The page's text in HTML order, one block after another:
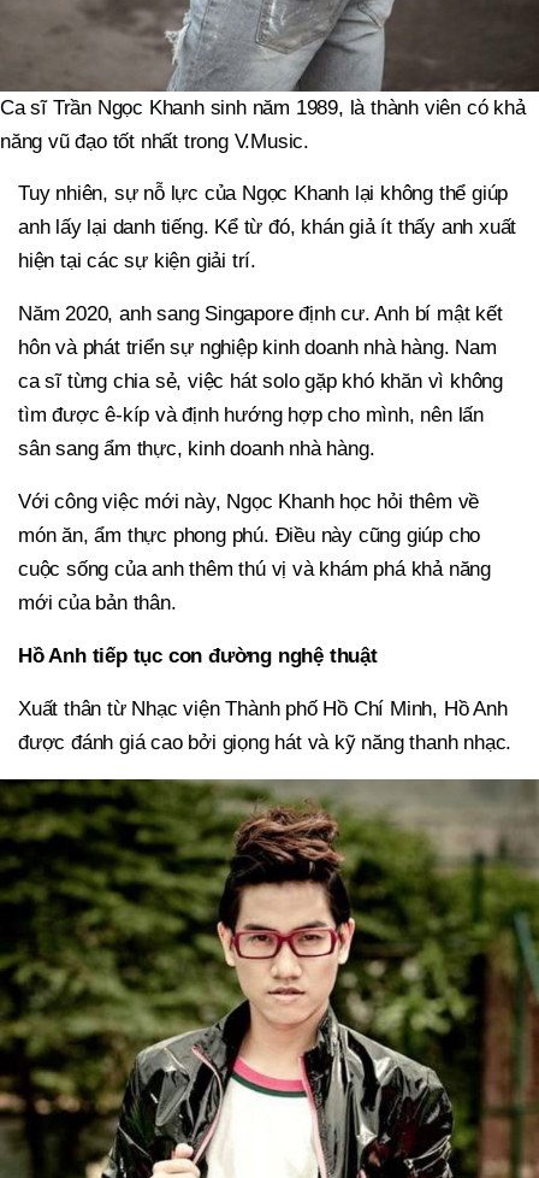
Ca sĩ Trần Ngọc Khanh sinh năm 1989, là thành viên có khả
năng vũ đạo tốt nhất trong V.Music.
Tuy nhiên, sự nỗ lực của Ngọc Khanh lại không thể giúp
anh lấy lại danh tiếng. Kể từ đó, khán giả ít thấy anh xuất
hiện tại các sự kiện giải trí.
Năm 2020, anh sang Singapore định cư. Anh bí mật kết
hôn và phát triển sự nghiệp kinh doanh nhà hàng. Nam
ca sĩ từng chia sẻ, việc hát solo gặp khó khăn vì không
tìm được ê-kíp và định hướng hợp cho mình, nên lấn
sân sang ẩm thực, kinh doanh nhà hàng.
Với công việc mới này, Ngọc Khanh học hỏi thêm về
món ăn, ẩm thực phong phú. Điều này cũng giúp cho
cuộc sống của anh thêm thú vị và khám phá khả năng
mới của bản thân.
Hồ Anh tiếp tục con đường nghệ thuật
Xuất thân từ Nhạc viện Thành phố Hồ Chí Minh, Hồ Anh
được đánh giá cao bởi giọng hát và kỹ năng thanh nhạc.